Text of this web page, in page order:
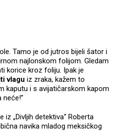
Tamo je od jutros bijeli šator i
najlonskom folijom. Gledam
korice kroz foliju. Ipak je
vlagu iz zraka, kažem to
kaputu i s avijatičarskom kapom
neće!”
„Divljih detektiva“ Roberta
navika mladog meksičkog